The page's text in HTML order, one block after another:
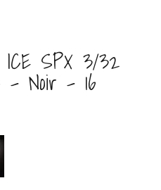
SPX 3/32
– Noir – 16